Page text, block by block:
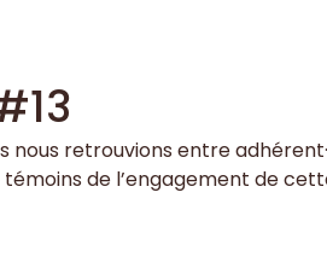
nous retrouvions entre
témoins de l’engagement de